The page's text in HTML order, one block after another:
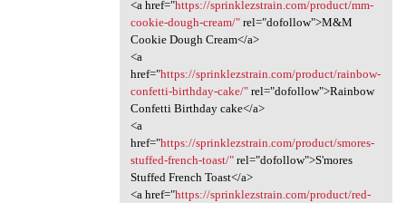
<a href="https://sprinklezstrain.com/product/mm-
cookie-dough-cream/"rel="dofollow">M&M
Cookie Dough Cream</a>
<a
href="https://sprinklezstrain.com/product/rainbow-
confetti-birthday-cake/"rel="dofollow">Rainbow
Confetti Birthday cake</a>
<a
href="https://sprinklezstrain.com/product/smores-
stuffed-french-toast/"rel="dofollow">S'mores
Stuffed French Toast</a>
<a href="https://sprinklezstrain.com/product/red-